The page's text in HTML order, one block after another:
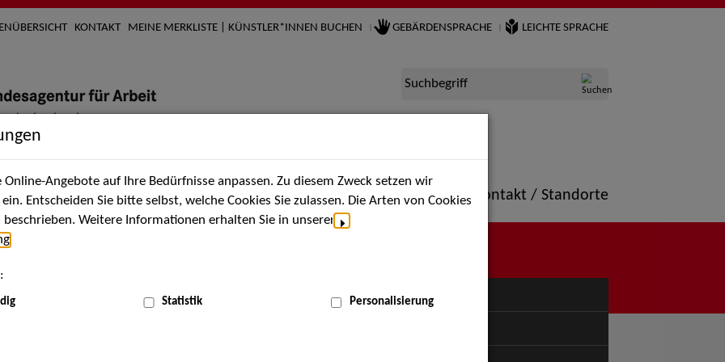
KONTAKT MEINE MERKLISTE | KÜNSTLER*INNEN BUCHEN GEBÄRDENSPRACHE LEICHTE SPRACHE
Suchbegriff
Künstler*innen Über uns Aktuelles Termine Portfolio Kontakt / Standorte
MENÜ
Angebote auf Ihre Bedürfnisse anpassen. Zu diesem Zweck setzen wir
Entscheiden Sie bitte selbst, welche Cookies Sie zulassen. Die Arten von Cookies
Weitere Informationen erhalten Sie in unserer
Statistik Personalisierung